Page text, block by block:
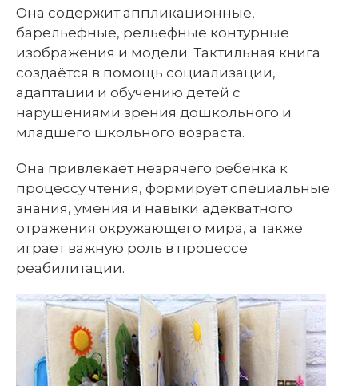
Она содержит аппликационные,
барельефные, рельефные контурные
изображения и модели. Тактильная книга
создаётся в помощь социализации,
адаптации и обучению детей с
нарушениями зрения дошкольного и
младшего школьного возраста.
Она привлекает незрячего ребенка к
процессу чтения, формирует специальные
знания, умения и навыки адекватного
отражения окружающего мира, а также
играет важную роль в процессе
реабилитации.